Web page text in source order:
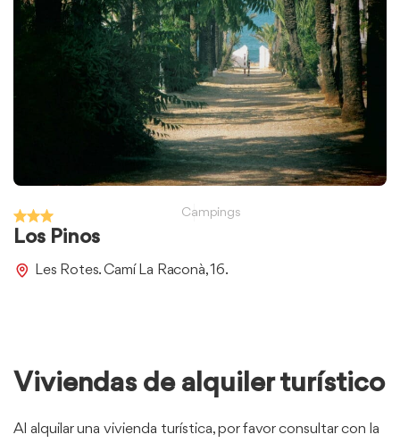
Campings
Los Pinos
Les Rotes. Camí La Raconà, 16.
Viviendas de alquiler turístico
Al alquilar una vivienda turística, por favor consultar con la